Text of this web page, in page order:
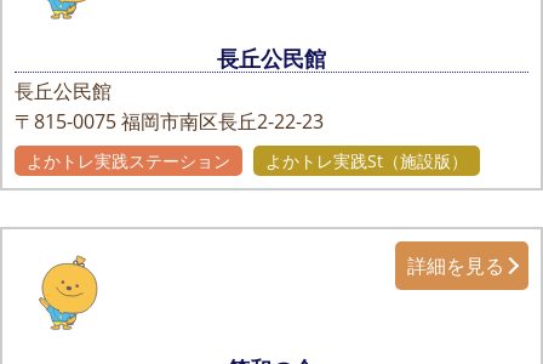
長丘公民館
長丘公民館
〒815-0075福岡市南区長丘2-22-23
よかトレ実践ステーション よかトレ実践St（施設版）
詳細を見る